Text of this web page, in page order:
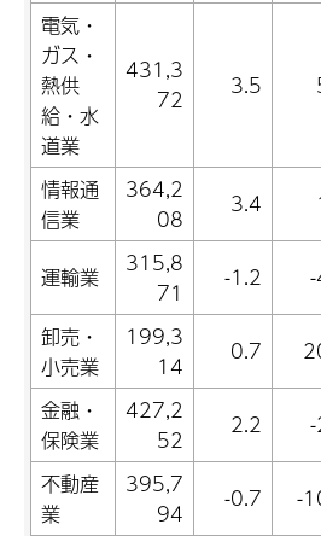
電気・
ガス・
熱供
給・水
道業
431,3
72
3.5
情報通
信業
364,2
08
3.4
運輸業
315,8
71
-1.2
卸売・
小売業
199,3
14
0.7
金融・
保険業
427,2
52
2.2
不動産
業
395,7
94
-0.7 -